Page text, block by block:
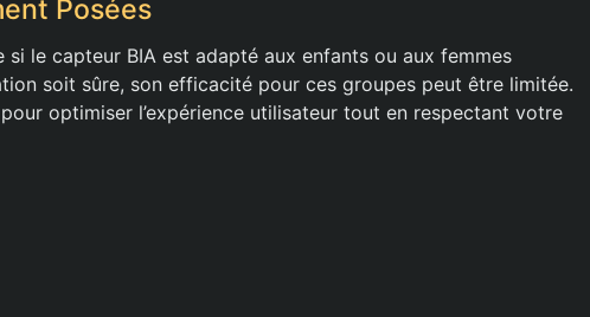
Posées
le capteur BIA est adapté aux enfants ou aux femmes
soit sûre, son efficacité pour ces groupes peut être limitée.
optimiser l’expérience utilisateur tout en respectant votre